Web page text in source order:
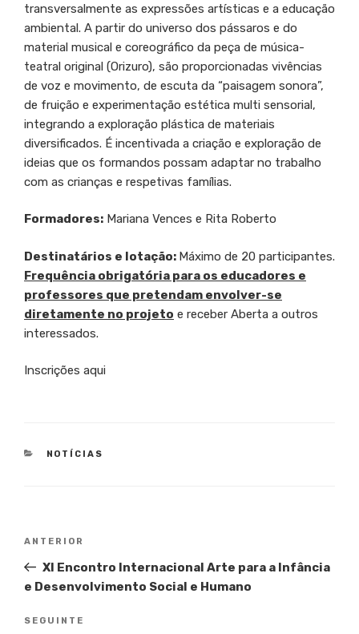
transversalmente as expressões artísticas e a educação
ambiental. A partir do universo dos pássaros e do
material musical e coreográfico da peça de música-
teatral original (Orizuro), são proporcionadas vivências
de voz e movimento, de escuta da “paisagem sonora”,
de fruição e experimentação estética multi sensorial,
integrando a exploração plástica de materiais
diversificados. É incentivada a criação e exploração de
ideias que os formandos possam adaptar no trabalho
com as crianças e respetivas famílias.
Formadores: Mariana Vences e Rita Roberto
Destinatários e lotação: Máximo de 20 participantes.
Frequência obrigatória para os educadores e
professores que pretendam envolver-se
diretamente no projeto e receber Aberta a outros
interessados.
Inscrições aqui
CATEGORIAS
NOTÍCIAS
artigos
Conteúdo
anterior
ANTERIOR
XI Encontro Internacional Arte para a Infância
e Desenvolvimento Social e Humano
Conteúdo
SEGUINTE